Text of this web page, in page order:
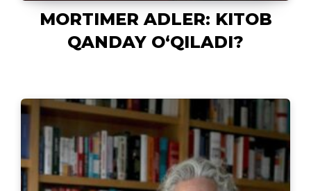
MORTIMER ADLER: KITOB
QANDAY O‘QILADI?